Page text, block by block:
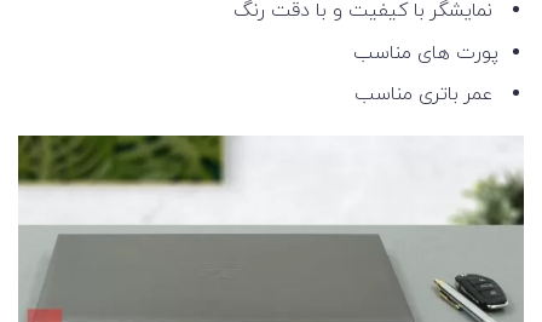
نمایشگر با کیفیت و با دقت رنگ
پورت های مناسب
عمر باتری مناسب